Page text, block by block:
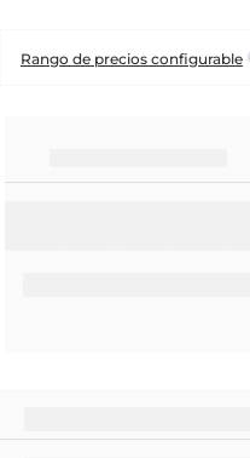
Rango de precios configurable